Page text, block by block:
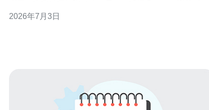
三：获取访客证、工牌并安排陪同工程师，确认拍摄时段
2026年7月3日